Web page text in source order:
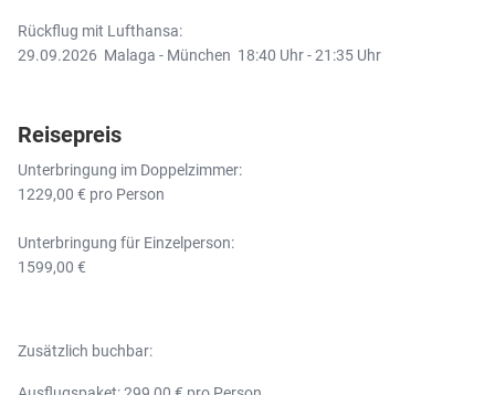
Rückflug mit Lufthansa:
29.09.2026 Malaga - München 18:40 Uhr - 21:35 Uhr
Reisepreis
Unterbringung im Doppelzimmer:
1229,00 € pro Person
Unterbringung für Einzelperson:
1599,00 €
Zusätzlich buchbar: